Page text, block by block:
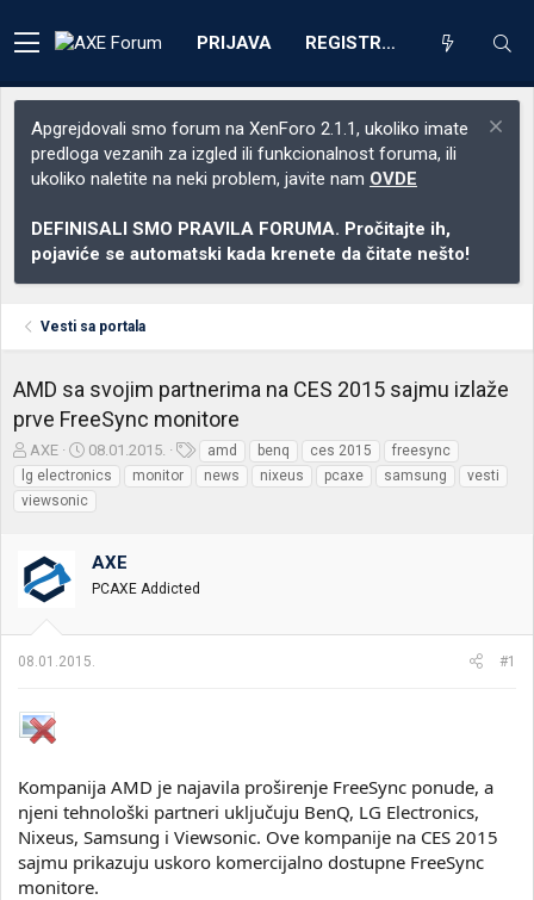
PRIJAVA REGISTRACIJA
Apgrejdovali smo forum na XenForo 2.1.1, ukoliko imate
predloga vezanih za izgled ili funkcionalnost foruma, ili
ukoliko naletite na neki problem, javite nam OVDE
DEFINISALI SMO PRAVILA FORUMA. Pročitajte ih,
pojaviće se automatski kada krenete da čitate nešto!
Vesti sa portala
AMD sa svojim partnerima na CES 2015 sajmu izlaže
prve FreeSync monitore
Z
a
č
e
n
i
k
m
AXE
D
a
t
u
p
k
t
08.01.2015.
z
n
amd benq ces 2015
freesync
lg electronics
monitor news nixeus pcaxe samsung
vesti
viewsonic
AXE
PCAXE Addicted
08.01.2015. #1
Kompanija AMD je najavila proširenje FreeSync ponude, a
njeni tehnološki partneri uključuju BenQ, LG Electronics,
Nixeus, Samsung i Viewsonic. Ove kompanije na CES 2015
sajmu prikazuju uskoro komercijalno dostupne FreeSync
monitore.